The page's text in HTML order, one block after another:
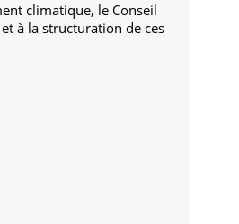
climatique, le Conseil
à la structuration de ces